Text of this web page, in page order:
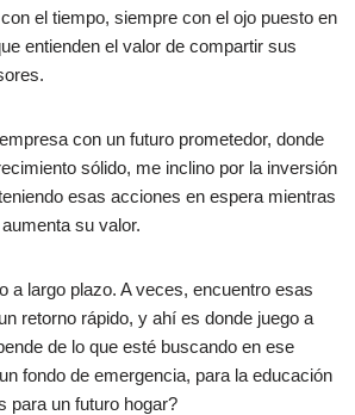
el tiempo, siempre con el ojo puesto en
entienden el valor de compartir sus
con un futuro prometedor, donde
sólido, me inclino por la inversión
esas acciones en espera mientras
su valor.
a largo plazo. A veces, encuentro esas
retorno rápido, y ahí es donde juego a
de lo que esté buscando en ese
fondo de emergencia, para la educación
para un futuro hogar?